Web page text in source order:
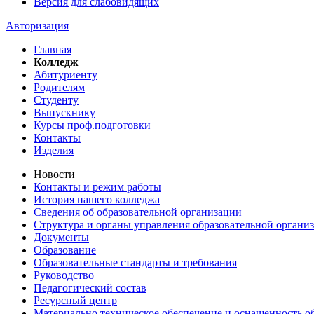
Авторизация
Главная
Колледж
Абитуриенту
Родителям
Студенту
Выпускнику
Курсы проф.подготовки
Контакты
Изделия
Новости
Контакты и режим работы
История нашего колледжа
Сведения об образовательной организации
Структура и органы управления образовательной
Документы
Образование
Образовательные стандарты и требования
Руководство
Педагогический состав
Ресурсный центр